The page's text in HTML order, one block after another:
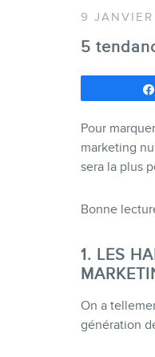
9
5
Pour
marketing
sera la plus
Bonne
1. LES
On a
génération